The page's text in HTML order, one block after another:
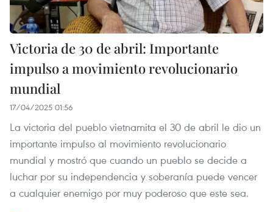
Victoria de 30 de abril: Importante
impulso a movimiento revolucionario
mundial
17/04/2025 01:56
La victoria del pueblo vietnamita el 30 de abril le dio un
importante impulso al movimiento revolucionario
mundial y mostró que cuando un pueblo se decide a
luchar por su independencia y soberanía puede vencer
a cualquier enemigo por muy poderoso que este sea.